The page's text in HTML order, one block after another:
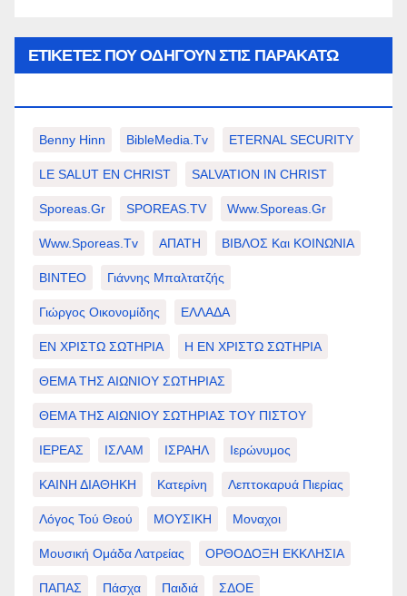
ΕΤΙΚΈΤΕΣ ΠΟΥ ΟΔΗΓΟΎΝ ΣΤΙΣ ΠΑΡΑΚΆΤΩ
Benny Hinn BibleMedia.tv ETERNAL SECURITY
LE SALUT EN CHRIST SALVATION IN CHRIST
Sporeas.gr SPOREAS.TV Www.sporeas.gr
Www.sporeas.tv ΑΠΑΤΗ ΒΙΒΛΟΣ Και ΚΟΙΝΩΝΙΑ
ΒΙΝΤΕΟ Γιάννης Μπαλτατζής
Γιώργος Οικονομίδης ΕΛΛΑΔΑ
ΕΝ ΧΡΙΣΤΩ ΣΩΤΗΡΙΑ Η ΕΝ ΧΡΙΣΤΩ ΣΩΤΗΡΙΑ
ΘΕΜΑ ΤΗΣ ΑΙΩΝΙΟΥ ΣΩΤΗΡΙΑΣ
ΘΕΜΑ ΤΗΣ ΑΙΩΝΙΟΥ ΣΩΤΗΡΙΑΣ ΤΟΥ ΠΙΣΤΟΥ
ΙΕΡΕΑΣ ΙΣΛΑΜ ΙΣΡΑΗΛ Ιερώνυμος
ΚΑΙΝΗ ΔΙΑΘΗΚΗ Κατερίνη Λεπτοκαρυά Πιερίας
Λόγος Τού Θεού ΜΟΥΣΙΚΗ Μοναχοι
Μουσική Ομάδα Λατρείας ΟΡΘΟΔΟΞΗ ΕΚΚΛΗΣΙΑ
ΠΑΠΑΣ Πάσχα Παιδιά ΣΔΟΕ